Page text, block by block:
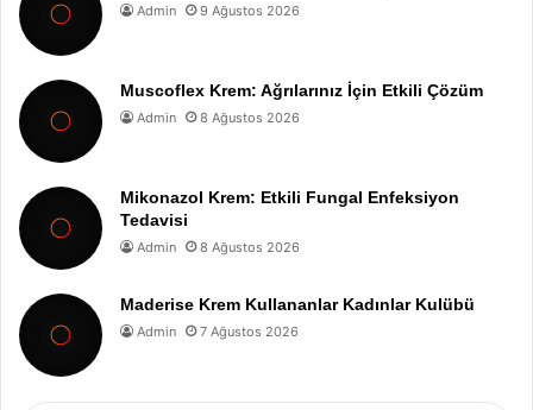
Admin 9 Ağustos 2026
Muscoflex Krem: Ağrılarınız İçin Etkili Çözüm
Admin 8 Ağustos 2026
Mikonazol Krem: Etkili Fungal Enfeksiyon
Tedavisi
Admin 8 Ağustos 2026
Maderise Krem Kullananlar Kadınlar Kulübü
Admin 7 Ağustos 2026